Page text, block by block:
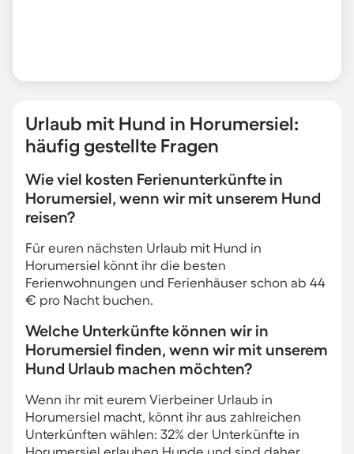
Urlaub mit Hund in Horumersiel:
häufig gestellte Fragen
Wie viel kosten Ferienunterkünfte in
Horumersiel, wenn wir mit unserem Hund
reisen?
Für euren nächsten Urlaub mit Hund in
Horumersiel könnt ihr die besten
Ferienwohnungen und Ferienhäuser schon ab 44
€ pro Nacht buchen.
Welche Unterkünfte können wir in
Horumersiel finden, wenn wir mit unserem
Hund Urlaub machen möchten?
Wenn ihr mit eurem Vierbeiner Urlaub in
Horumersiel macht, könnt ihr aus zahlreichen
Unterkünften wählen: 32% der Unterkünfte in